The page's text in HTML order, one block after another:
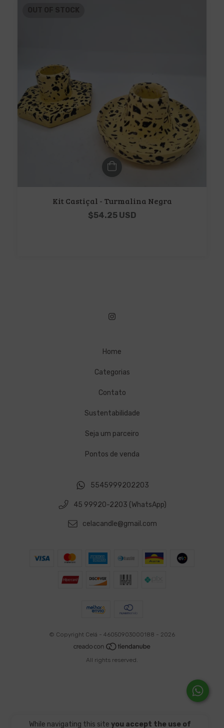
While navigating this site you accept the use of
Kit Castiçal - Turmalina Negra
$54.25 USD
Home
Categorias
Contato
Sustentabilidade
Seja um parceiro
Pontos de venda
5545999202203
45 99920-2203 (WhatsApp)
celacandle@gmail.com
© Copyright Celá - 46050903000188 - 2026
All rights reserved.